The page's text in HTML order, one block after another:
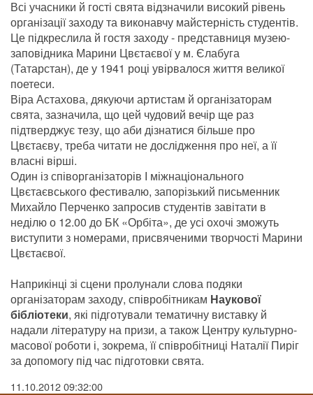
Всі учасники й гості свята відзначили високий рівень
організації заходу та виконавчу майстерність студентів.
Це підкреслила й гостя заходу - представниця музею-
заповідника Марини Цвєтаєвої у м. Єлабуга
(Татарстан), де у 1941 році увірвалося життя великої
поетеси.
Віра Астахова, дякуючи артистам й організаторам
свята, зазначила, що цей чудовий вечір ще раз
підтверджує тезу, що аби дізнатися більше про
Цвєтаєву, треба читати не дослідження про неї, а її
власні вірші.
Один із співорганізаторів І міжнаціонального
Цвєтаєвського фестивалю, запорізький письменник
Михайло Перченко запросив студентів завітати в
неділю о 12.00 до БК «Орбіта», де усі охочі зможуть
виступити з номерами, присвяченими творчості Марини
Цвєтаєвої.
Наприкінці зі сцени пролунали слова подяки
організаторам заходу, співробітникам Наукової
бібліотеки, які підготували тематичну виставку й
надали літературу на призи, а також Центру культурно-
масової роботи і, зокрема, її співробітниці Наталії Пиріг
за допомогу під час підготовки свята.
11.10.2012 09:32:00